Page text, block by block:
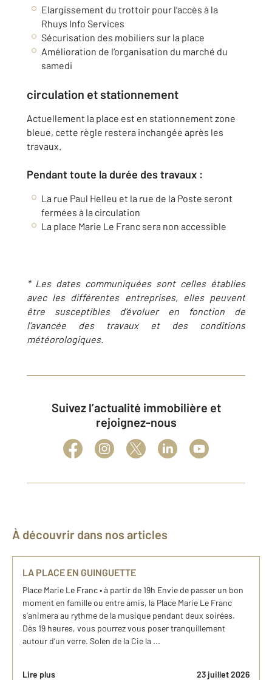
Elargissement du trottoir pour l’accès à la
Rhuys Info Services
Sécurisation des mobiliers sur la place
Amélioration de l’organisation du marché du
samedi
circulation et stationnement
Actuellement la place est en stationnement zone
bleue, cette règle restera inchangée après les
travaux.
Pendant toute la durée des travaux :
La rue Paul Helleu et la rue de la Poste seront
fermées à la circulation
La place Marie Le Franc sera non accessible
* Les dates communiquées sont celles établies
avec les différentes entreprises, elles peuvent
être susceptibles d’évoluer en fonction de
l’avancée des travaux et des conditions
météorologiques.
Suivez l’actualité immobilière et
rejoignez-nous
À découvrir dans nos articles
LA PLACE EN GUINGUETTE
Place Marie Le Franc • à partir de 19h Envie de passer un bon
moment en famille ou entre amis, la Place Marie Le Franc
s’animera au rythme de la musique pendant deux soirées.
Dès 19 heures, vous pourrez vous poser tranquillement
autour d’un verre. Solen de la Cie la ...
Lire plus 23 juillet 2026